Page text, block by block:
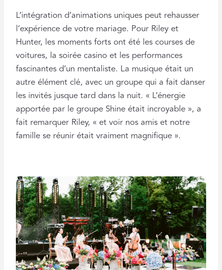
L’intégration d’animations uniques peut rehausser
l’expérience de votre mariage. Pour Riley et
Hunter, les moments forts ont été les courses de
voitures, la soirée casino et les performances
fascinantes d’un mentaliste. La musique était un
autre élément clé, avec un groupe qui a fait danser
les invités jusque tard dans la nuit. « L’énergie
apportée par le groupe Shine était incroyable », a
fait remarquer Riley, « et voir nos amis et notre
famille se réunir était vraiment magnifique ».